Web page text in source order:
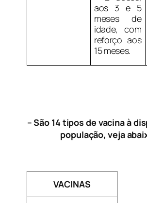
aos 3 e 5
meses de
idade, com
reforço aos
15 meses.
– São 14 tipos de vacina à
população, veja
VACINAS